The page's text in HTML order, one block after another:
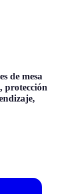
de mesa
protección